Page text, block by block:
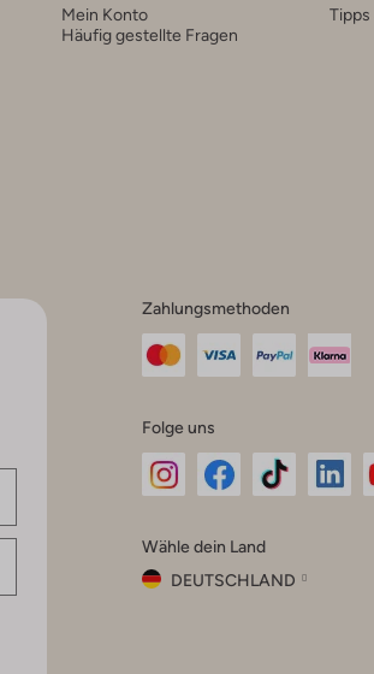
Mein Konto
Häufig gestellte Fragen
Tipps
Zahlungsmethoden
Folge uns
Instagram
Facebook
TikTok
Wähle dein Land
DEUTSCHLAND